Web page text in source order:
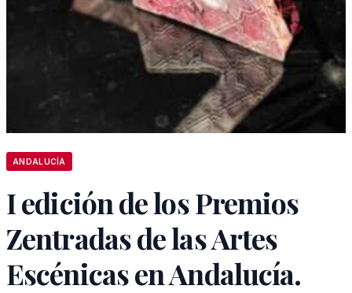
ANDALUCÍA
I edición de los Premios
Zentradas de las Artes
Escénicas en Andalucía.